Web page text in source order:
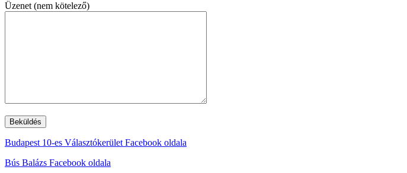
Üzenet (nem kötelező)
Budapest 10-es Választókerület Facebook oldala
Bús Balázs Facebook oldala